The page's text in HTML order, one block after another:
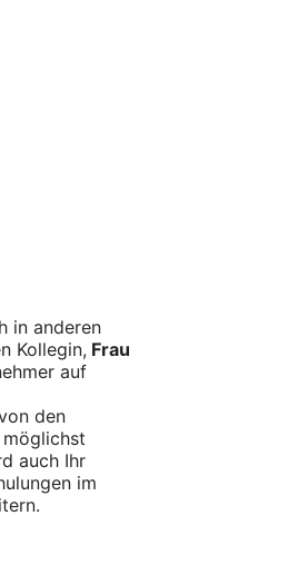
in anderen
Kollegin, Frau
auf
den
auch Ihr
im